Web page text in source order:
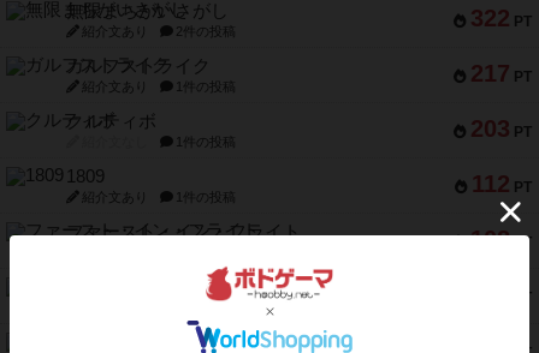
322 PT
無限まちがいさがし
紹介文あり 2件の投稿
217 PT
ガルフストライク
紹介文あり 1件の投稿
203 PT
クルティボ
1件の投稿
112 PT
1809
紹介文あり 1件の投稿
108 PT
ファースト・イン・フライト
PT
モズビ－ズ・レイダ－ズ
テンプテーション